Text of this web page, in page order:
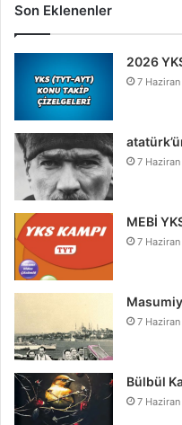
Son Eklenenler
2026
7
7
MEBİ
7
7
Bülbül
7